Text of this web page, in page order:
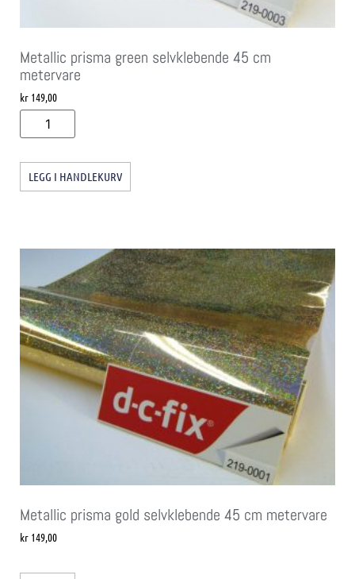
Metallic prisma green selvklebende 45 cm
metervare
kr 149,00
LEGG I HANDLEKURV
Metallic prisma gold selvklebende 45 cm metervare
kr 149,00